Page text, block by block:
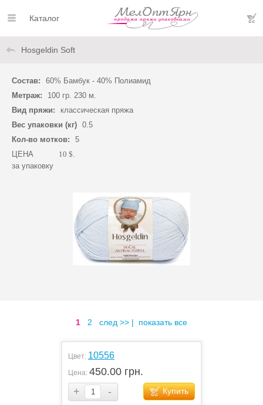
Каталог
Hosgeldin Soft
Состав:
60% Бамбук - 40% Полиамид
Метраж:
100 гр. 230 м.
Вид пряжи:
классическая пряжа
Вес упаковки (кг) 0.5
Кол-во мотков:
5
ЦЕНА
за упаковку
10 $.
1 2 след >> | показать все
Цвет: 10556
Цена: 450.00 грн.
+
- Купить